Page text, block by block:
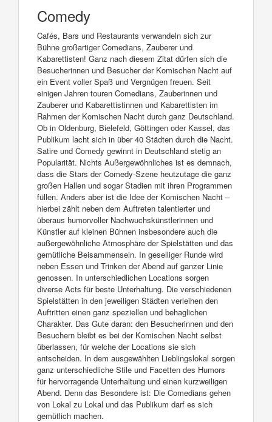
Comedy
Cafés, Bars und Restaurants verwandeln sich zur
Bühne großartiger Comedians, Zauberer und
Kabarettisten! Ganz nach diesem Zitat dürfen sich die
Besucherinnen und Besucher der Komischen Nacht auf
ein Event voller Spaß und Vergnügen freuen. Seit
einigen Jahren touren Comedians, Zauberinnen und
Zauberer und Kabarettistinnen und Kabarettisten im
Rahmen der Komischen Nacht durch ganz Deutschland.
Ob in Oldenburg, Bielefeld, Göttingen oder Kassel, das
Publikum lacht sich in über 40 Städten durch die Nacht.
Satire und Comedy gewinnt in Deutschland stetig an
Popularität. Nichts Außergewöhnliches ist es demnach,
dass die Stars der Comedy-Szene heutzutage die ganz
großen Hallen und sogar Stadien mit ihren Programmen
füllen. Anders aber ist die Idee der Komischen Nacht –
hierbei zählt neben dem Auftreten talentierter und
überaus humorvoller Nachwuchskünstlerinnen und
Künstler auf kleinen Bühnen insbesondere auch die
außergewöhnliche Atmosphäre der Spielstätten und das
gemütliche Beisammensein. In geselliger Runde wird
neben Essen und Trinken der Abend auf ganzer Linie
genossen. In unterschiedlichen Locations sorgen
diverse Acts für beste Unterhaltung. Die verschiedenen
Spielstätten in den jeweiligen Städten verleihen den
Auftritten einen ganz speziellen und behaglichen
Charakter. Das Gute daran: den Besucherinnen und den
Besuchern bleibt es bei der Komischen Nacht selbst
überlassen, für welche der Locations sie sich
entscheiden. In dem ausgewählten Lieblingslokal sorgen
ganz unterschiedliche Stile und Facetten des Humors
für hervorragende Unterhaltung und einen kurzweiligen
Abend. Denn das Besondere ist: Die Comedians gehen
von Lokal zu Lokal und das Publikum darf es sich
gemütlich machen.